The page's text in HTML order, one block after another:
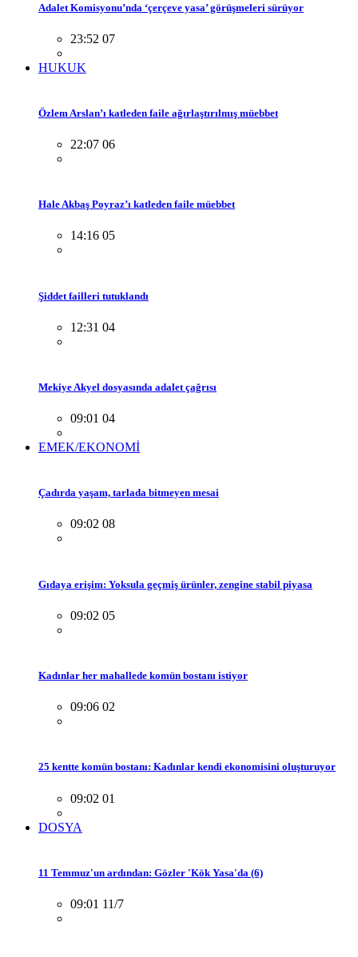
Adalet Komisyonu’nda ‘çerçeve yasa’ görüşmeleri sürüyor
23:52 07
HUKUK
Özlem Arslan’ı katleden faile ağırlaştırılmış müebbet
22:07 06
Hale Akbaş Poyraz’ı katleden faile müebbet
14:16 05
Şiddet failleri tutuklandı
12:31 04
Mekiye Akyel dosyasında adalet çağrısı
09:01 04
EMEK/EKONOMİ
Çadırda yaşam, tarlada bitmeyen mesai
09:02 08
Gıdaya erişim: Yoksula geçmiş ürünler, zengine stabil piyasa
09:02 05
Kadınlar her mahallede komün bostanı istiyor
09:06 02
25 kentte komün bostanı: Kadınlar kendi ekonomisini oluşturuyor
09:02 01
DOSYA
11 Temmuz'un ardından: Gözler 'Kök Yasa'da (6)
09:01 11/7